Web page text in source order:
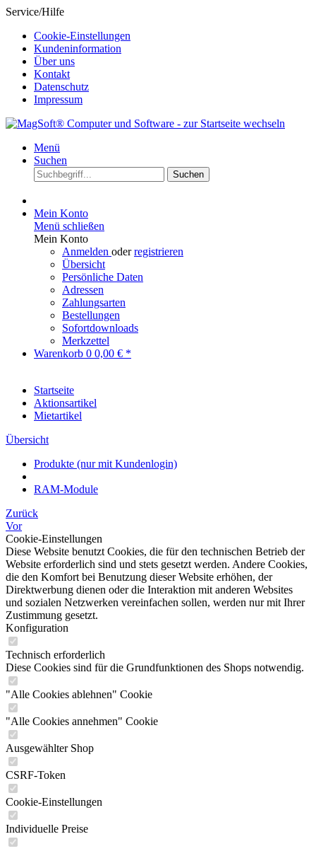
Service/Hilfe
Cookie-Einstellungen
Kundeninformation
Über uns
Kontakt
Datenschutz
Impressum
Menü
Suchen
Suchen
Mein Konto
Menü schließen
Mein Konto
Anmelden oderregistrieren
Übersicht
Persönliche Daten
Adressen
Zahlungsarten
Bestellungen
Sofortdownloads
Merkzettel
Warenkorb 0 0,00 € *
Startseite
Aktionsartikel
Mietartikel
Übersicht
Produkte (nur mit Kundenlogin)
RAM-Module
Zurück
Vor
Cookie-Einstellungen
Diese Website benutzt Cookies, die für den technischen Betrieb der
Website erforderlich sind und stets gesetzt werden. Andere Cookies,
die den Komfort bei Benutzung dieser Website erhöhen, der
Direktwerbung dienen oder die Interaktion mit anderen Websites
und sozialen Netzwerken vereinfachen sollen, werden nur mit Ihrer
Zustimmung gesetzt.
Konfiguration
Technisch erforderlich
Diese Cookies sind für die Grundfunktionen des Shops notwendig.
"Alle Cookies ablehnen" Cookie
"Alle Cookies annehmen" Cookie
Ausgewählter Shop
CSRF-Token
Cookie-Einstellungen
Individuelle Preise